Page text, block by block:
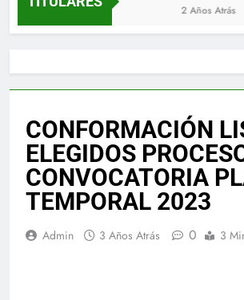
2 Años Atrás 2 Años Atrás
CONFORMACIÓN
ELEGIDOS
CONVOCATORIA
TEMPORAL 2023
Admin 3 Años Atrás 0 3